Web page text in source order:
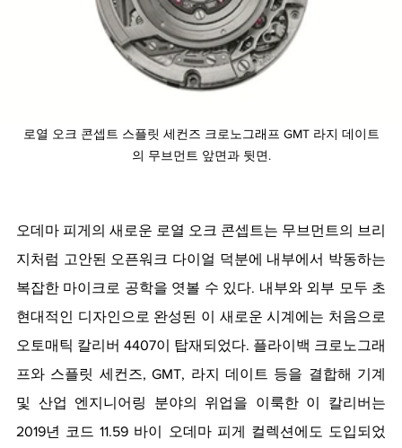
로열 오크 콘셉트 스플릿 세컨즈 크로노그래프 GMT 라지 데이트
의 무브먼트 앞면과 뒷면.
오데마 피게의 새로운 로열 오크 콘셉트는 무브먼트의 브리
지처럼 고안된 오픈워크 다이얼 덕분에 내부에서 박동하는
복잡한 마이크로 공학을 엿볼 수 있다. 내부와 외부 모두 초
현대적인 디자인으로 완성된 이 새로운 시계에는 처음으로
오토매틱 칼리버 4407이 탑재되었다. 플라이백 크로노그래
프와 스플릿 세컨즈, GMT, 라지 데이트 등을 결합해 기계
및 산업 엔지니어링 분야의 위업을 이룩한 이 칼리버는
2019년 코드 11.59 바이 오데마 피게 컬렉션에도 도입되었